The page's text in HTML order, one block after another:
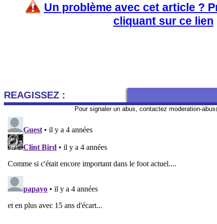
Un problème avec cet article ?
cliquant sur ce lien
REAGISSEZ :
Pour signaler un abus, contactez moderation-